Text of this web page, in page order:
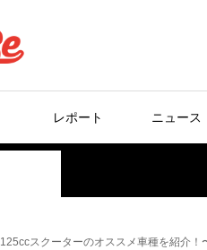
レポート ニュース
125ccスクーターのオススメ車種を紹介！